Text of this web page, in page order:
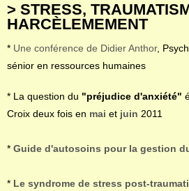
> STRESS,
HARCÈLEMEMENT
* Une conférence de Didier Anthor,
sénior en ressources humaines
* La question du "préjudice d'anxiété"
Croix deux fois en mai et juin 2011
* Guide d'autosoins pour la gestion
* Le syndrome de stress post-